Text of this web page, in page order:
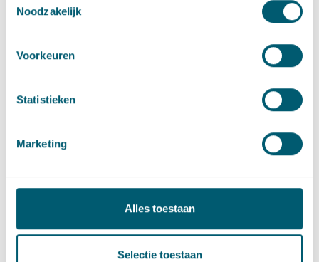
Noodzakelijk
Voorkeuren
Statistieken
Marketing
Alles toestaan
Selectie toestaan
Gerelateerde artikelen
Cassatie
van grieven wegens internetstoring
Cassatievlog #057 |
Proceskostenveroordelingen en familie